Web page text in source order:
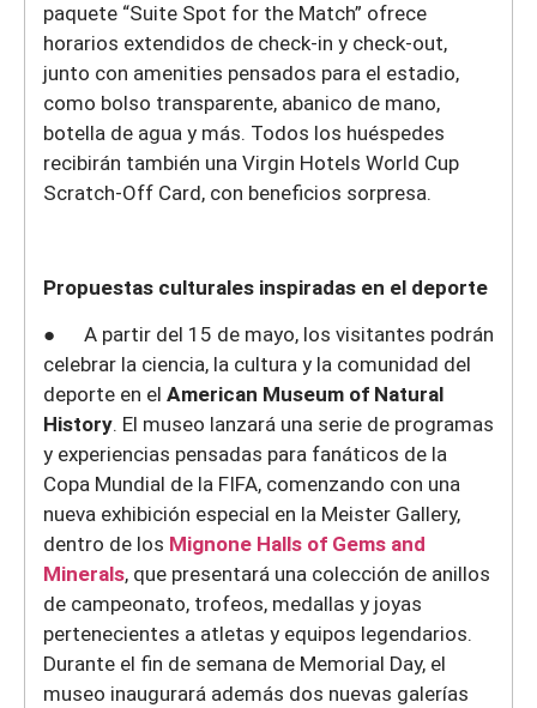
paquete “Suite Spot for the Match” ofrece
horarios extendidos de check-in y check-out,
junto con amenities pensados para el estadio,
como bolso transparente, abanico de mano,
botella de agua y más. Todos los huéspedes
recibirán también una Virgin Hotels World Cup
Scratch-Off Card, con beneficios sorpresa.
Propuestas culturales inspiradas en el deporte
● A partir del 15 de mayo, los visitantes podrán
celebrar la ciencia, la cultura y la comunidad del
deporte en el American Museum of Natural
History. El museo lanzará una serie de programas
y experiencias pensadas para fanáticos de la
Copa Mundial de la FIFA, comenzando con una
nueva exhibición especial en la Meister Gallery,
dentro de los Mignone Halls of Gems and
Minerals, que presentará una colección de anillos
de campeonato, trofeos, medallas y joyas
pertenecientes a atletas y equipos legendarios.
Durante el fin de semana de Memorial Day, el
museo inaugurará además dos nuevas galerías